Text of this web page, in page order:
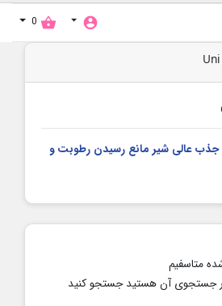
shopping_basket
0
عالی شیر مانع رسیدن رطوبت و
آن هستید جستجو کنید